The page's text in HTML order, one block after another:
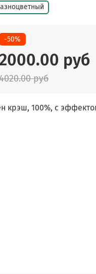
-50%
руб
руб
крэш, 100%, с